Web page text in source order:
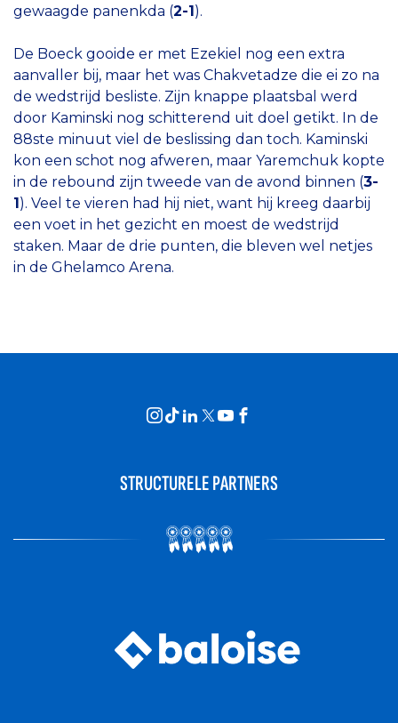
gewaagde panenkda (2-1).
De Boeck gooide er met Ezekiel nog een extra
aanvaller bij, maar het was Chakvetadze die ei zo na
de wedstrijd besliste. Zijn knappe plaatsbal werd
door Kaminski nog schitterend uit doel getikt. In de
88ste minuut viel de beslissing dan toch. Kaminski
kon een schot nog afweren, maar Yaremchuk kopte
in de rebound zijn tweede van de avond binnen (3-
1). Veel te vieren had hij niet, want hij kreeg daarbij
een voet in het gezicht en moest de wedstrijd
staken. Maar de drie punten, die bleven wel netjes
in de Ghelamco Arena.
STRUCTURELE PARTNERS